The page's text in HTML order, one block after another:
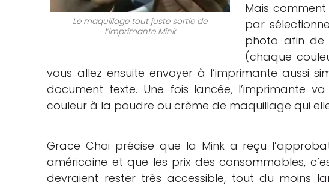
Le maquillage tout juste sortie de
l’imprimante Mink
Mais
par
photo afin de
(chaque
vous allez ensuite envoyer à l’imprimante aussi
document texte. Une fois lancée, l’imprimante
couleur à la poudre ou crème de maquillage qui
Grace Choi précise que la Mink a reçu
américaine et que les prix des consommables,
devraient rester très accessible, tout du moins